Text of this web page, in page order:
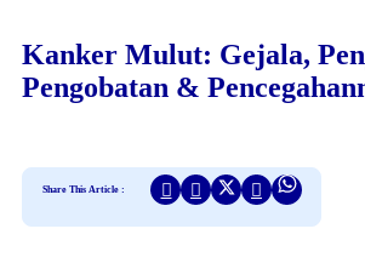
Kanker Mulut: Gejala,
Pengobatan &
Share This Article :